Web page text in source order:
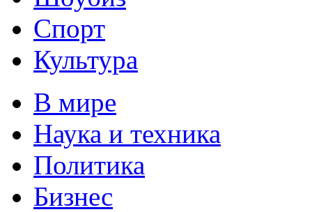
Спорт
Культура
В мире
Наука и техника
Политика
Бизнес